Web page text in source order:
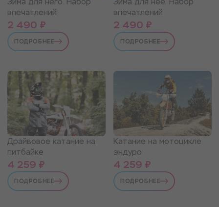
впечатлений
2 490 ₽
ПОДРОБНЕЕ
впечатлений
2 490 ₽
ПОДРОБНЕЕ
Драйвовое катание на
питбайке
4 259 ₽
ПОДРОБНЕЕ
Катание на мотоцикле
эндуро
4 259 ₽
ПОДРОБНЕЕ